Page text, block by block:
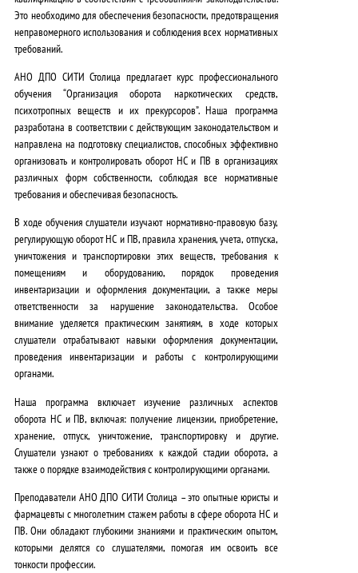
Это необходимо для обеспечения безопасности, предотвращения
неправомерного использования и соблюдения всех нормативных
требований.
АНО ДПО СИТИ Столица предлагает курс профессионального
обучения “Организация оборота наркотических средств,
психотропных веществ и их прекурсоров”. Наша программа
разработана в соответствии с действующим законодательством и
направлена на подготовку специалистов, способных эффективно
организовать и контролировать оборот НС и ПВ в организациях
различных форм собственности, соблюдая все нормативные
требования и обеспечивая безопасность.
В ходе обучения слушатели изучают нормативно-правовую базу,
регулирующую оборот НС и ПВ, правила хранения, учета, отпуска,
уничтожения и транспортировки этих веществ, требования к
помещениям и оборудованию, порядок проведения
инвентаризации и оформления документации, а также меры
ответственности за нарушение законодательства. Особое
внимание уделяется практическим занятиям, в ходе которых
слушатели отрабатывают навыки оформления документации,
проведения инвентаризации и работы с контролирующими
органами.
Наша программа включает изучениеразличных аспектов
оборота НС и ПВ, включая: получение лицензии, приобретение,
хранение, отпуск, уничтожение, транспортировку и другие.
Слушатели узнают отребованиях к каждой стадии оборота, а
также о порядке взаимодействия с контролирующими органами.
Преподаватели АНО ДПО СИТИ Столица – это опытные юристы и
фармацевты с многолетним стажем работы в сфере оборота НС и
ПВ. Они обладают глубокими знаниями и практическим опытом,
которыми делятся со слушателями, помогая им освоить все
тонкости профессии.